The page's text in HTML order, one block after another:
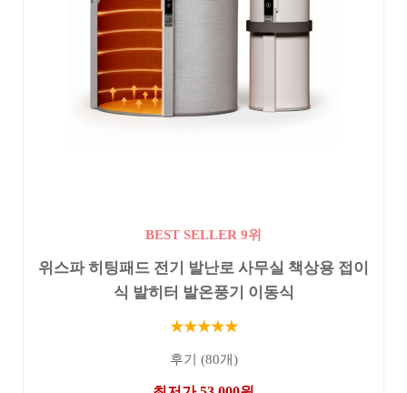
BEST SELLER 9위
위스파 히팅패드 전기 발난로 사무실 책상용 접이
식 발히터 발온풍기 이동식
★★★★★
후기 (80개)